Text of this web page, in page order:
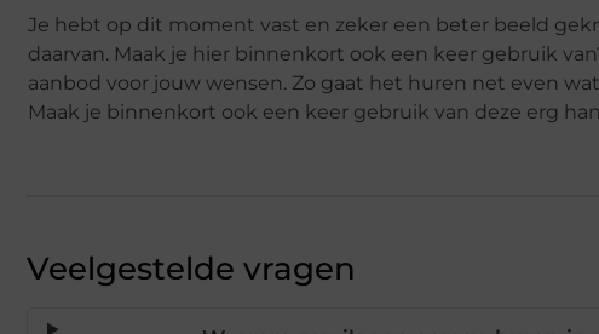
Je hebt op dit moment vast en zeker een beter beeld
daarvan. Maak je hier binnenkort ook een keer gebruik
aanbod voor jouw wensen. Zo gaat het huren net even
Maak je binnenkort ook een keer gebruik van deze erg
Veelgestelde vragen